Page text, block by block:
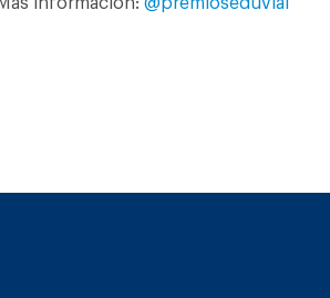
Más información: @premioseduvial